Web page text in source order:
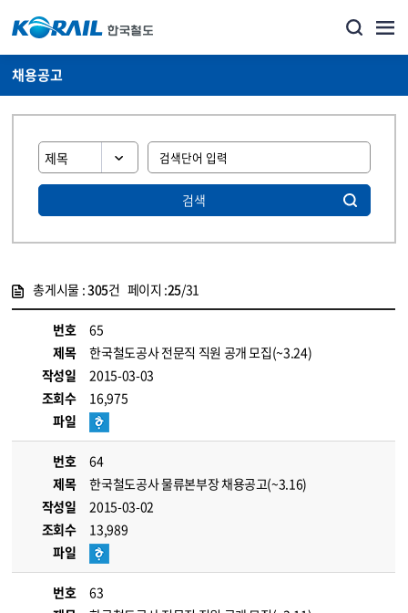
채용공고
검색
총게시물 :305건 페이지 :25/31
번호
65
제목
한국철도공사 전문직 직원 공개 모집(~3.24)
작성일
2015-03-03
조회수
16,975
파일
번호
64
제목
한국철도공사 물류본부장 채용공고(~3.16)
작성일
2015-03-02
조회수
13,989
파일
번호
63